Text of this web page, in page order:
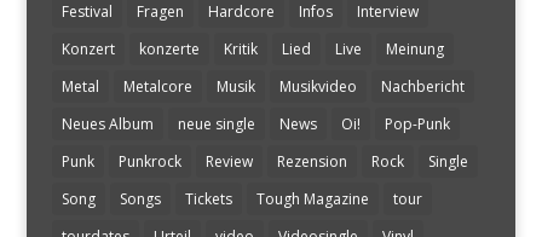
Festival
Fragen Hardcore Infos
Interview
Konzert
konzerte Kritik Lied Live
Meinung
Metal
Metalcore Musik Musikvideo
Nachbericht
Neues Album
neue single News Oi!
Pop-Punk
Punk
Punkrock Review Rezension Rock
Single
Song
Songs Tickets Tough Magazine
tour